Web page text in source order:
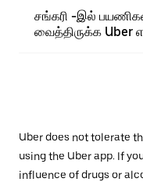
சங்கரி -இல்
வைத்திருக்க Uber
Uber does not tolerate
using the Uber app. If
influence of drugs or